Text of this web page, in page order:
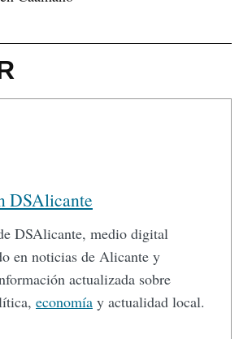
DSAlicante
DSAlicante, medio digital
en noticias de Alicante y
actualizada sobre
economía y actualidad local.